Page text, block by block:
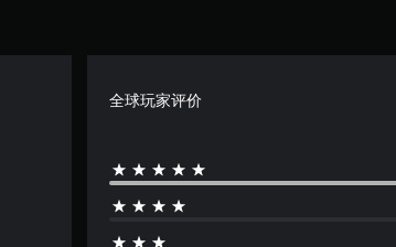
全球玩家评价